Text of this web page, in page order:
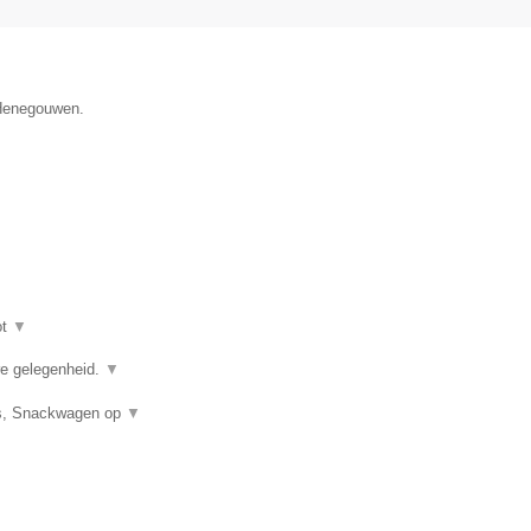
▼
gelegenheid. ▼
Snackwagen op ▼